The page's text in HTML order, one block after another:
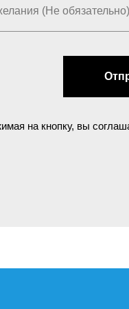
на кнопку, вы